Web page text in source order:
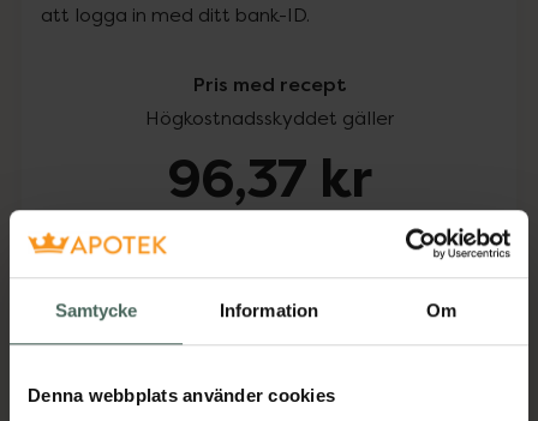
Samtycke Information Om
Denna webbplats använder cookies
att logga in med ditt bank-ID.
Pris med recept
Högkostnadsskyddet gäller
96,37 kr
Köp via ditt recept